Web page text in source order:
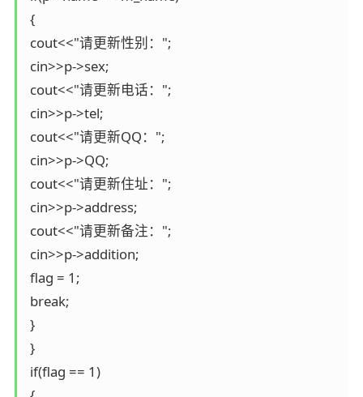
{
cout<<"请更新性别：";
cin>>p->sex;
cout<<"请更新电话：";
cin>>p->tel;
cout<<"请更新QQ：";
cin>>p->QQ;
cout<<"请更新住址：";
cin>>p->address;
cout<<"请更新备注：";
cin>>p->addition;
flag = 1;
break;
}
}
if(flag == 1)